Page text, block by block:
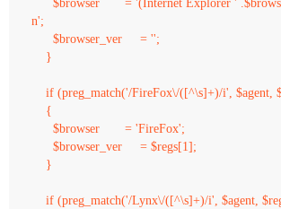
$browser       = '(Internet Explorer '
n';
      $browser_ver     = '';
    }
if (preg_match('/FireFox\/([^\s]+)/i', $agent,
    {
      $browser       = 'FireFox';
      $browser_ver     = $regs[1];
    }
if (preg_match('/Lynx\/([^\s]+)/i', $agent,